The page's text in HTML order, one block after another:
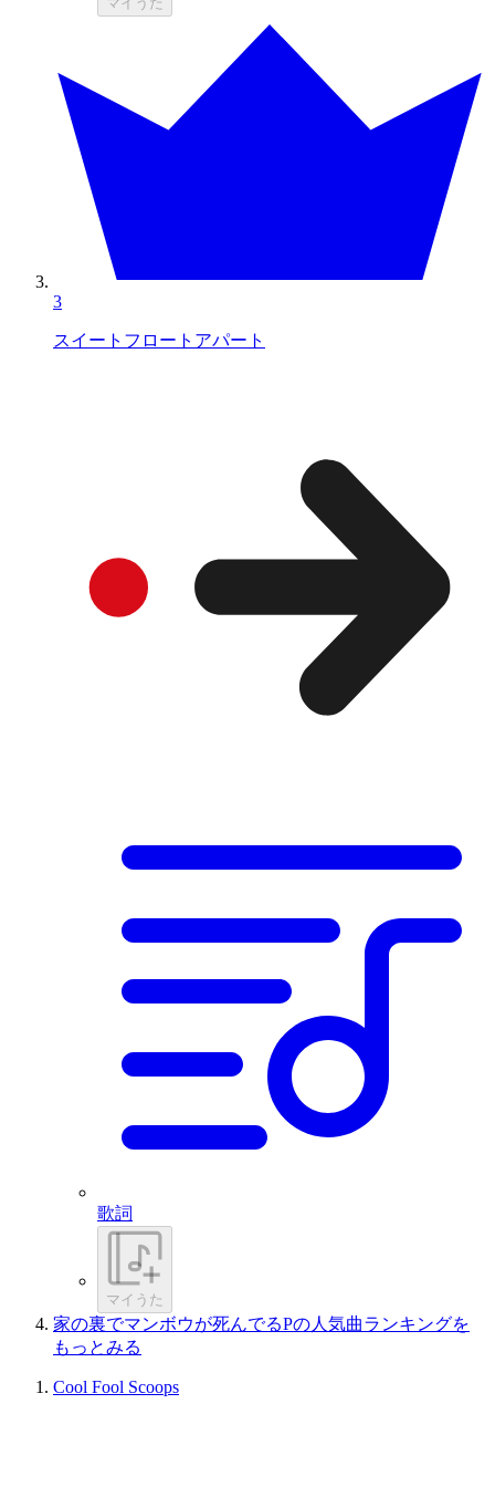
3
スイートフロートアパート
歌詞
マイうた
家の裏でマンボウが死んでるPの人気曲ランキングを
もっとみる
Cool Fool Scoops